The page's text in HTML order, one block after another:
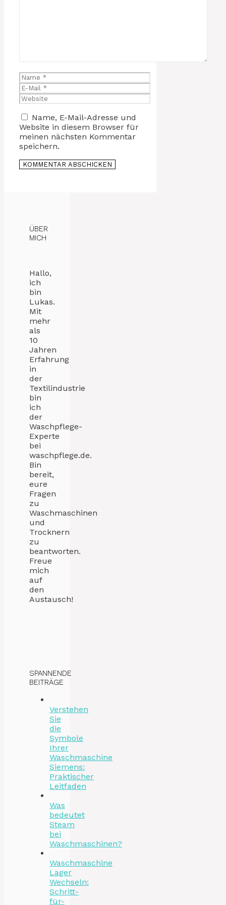
Name
E-
Mail
Website
Name, E-Mail-Adresse und
Website in diesem Browser für
meinen nächsten Kommentar
speichern.
ÜBER
MICH
Hallo,
ich
bin
Lukas.
Mit
mehr
als
10
Jahren
Erfahrung
in
der
Textilindustrie
bin
ich
der
Waschpflege-
Experte
bei
waschpflege.de.
Bin
bereit,
eure
Fragen
zu
Waschmaschinen
und
Trocknern
zu
beantworten.
Freue
mich
auf
den
Austausch!
SPANNENDE
BEITRÄGE
Verstehen
Sie
die
Symbole
Ihrer
Waschmaschine
Siemens:
Praktischer
Leitfaden
Was
bedeutet
Steam
bei
Waschmaschinen?
Waschmaschine
Lager
Wechseln:
Schritt-
für-